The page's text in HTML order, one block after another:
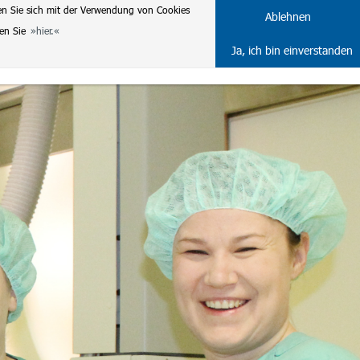
Sie sich mit der Verwendung von Cookies
Sie
hier.
Ablehnen
Ja, ich bin einverstanden
DE